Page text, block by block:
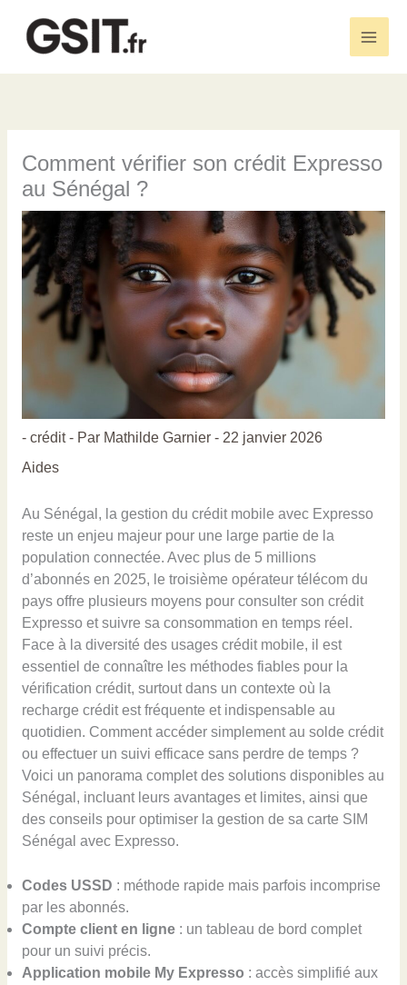
contenu
Main
Comment vérifier son crédit Expresso
au Sénégal ?
- crédit- Par Mathilde Garnier - 22 janvier 2026
Aides
Au Sénégal, la gestion du crédit mobile avec Expresso
reste un enjeu majeur pour une large partie de la
population connectée. Avec plus de 5 millions
d’abonnés en 2025, le troisième opérateur télécom du
pays offre plusieurs moyens pour consulter son crédit
Expresso et suivre sa consommation en temps réel.
Face à la diversité des usages crédit mobile, il est
essentiel de connaître les méthodes fiables pour la
vérification crédit, surtout dans un contexte où la
recharge crédit est fréquente et indispensable au
quotidien. Comment accéder simplement au solde crédit
ou effectuer un suivi efficace sans perdre de temps ?
Voici un panorama complet des solutions disponibles au
Sénégal, incluant leurs avantages et limites, ainsi que
des conseils pour optimiser la gestion de sa carte SIM
Sénégal avec Expresso.
Codes USSD : méthode rapide mais parfois incomprise
par les abonnés.
Compte client en ligne: un tableau de bord complet
pour un suivi précis.
Application mobile My Expresso : accès simplifié aux